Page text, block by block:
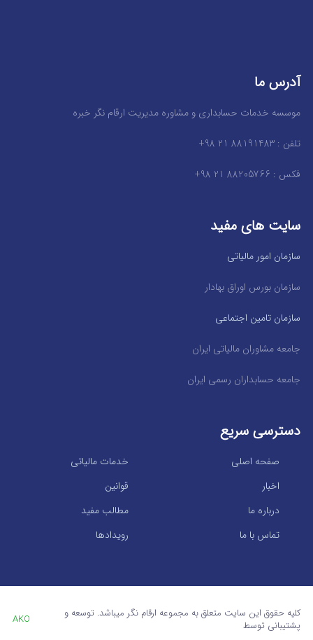
آدرس ما
موسسه خدمات حسابداری و مشاوره مدیریت ارقام نگر خبره
تلفن : 88191483 21 98+
فکس : 88205766 21 98+
سایت های مفید
سازمان امور مالیاتی
سازمان بورس اوراق بهادار
سازمان تامین اجتماعی
جامعه مشاوران مالیاتی ایران
جامعه حسابداران رسمی ایران
دسترسی سریع
خدمات مالیاتی
صفحه اصلی
قوانین
اخبار
مطالب مفید
درباره ما
رویدادها
تماس با ما
کلیه حقوق این سایت متعلق به مجموعه ارقام نگر میباشد. توسعه و
پشتیبانی توسط
AKO